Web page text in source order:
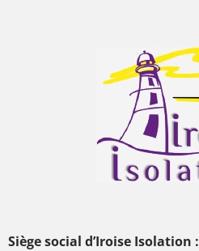
Siège social d’Iroise Isolation :